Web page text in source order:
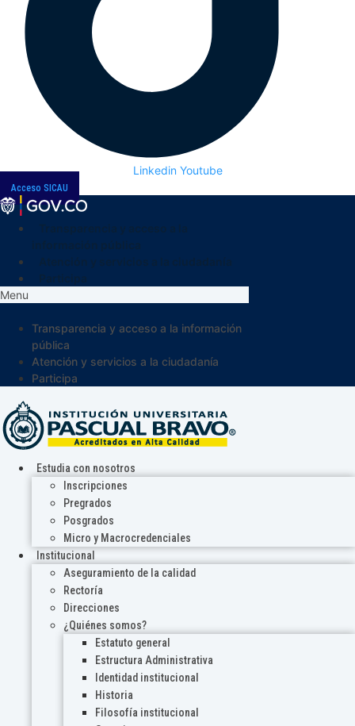
Linkedin Youtube
Acceso SICAU
Menu
Transparencia y acceso a la información
pública
Atención y servicios a la ciudadanía
Participa
Estudia con nosotros
Inscripciones
Pregrados
Posgrados
Micro y Macrocredenciales
Institucional
Aseguramiento de la calidad
Rectoría
Direcciones
¿Quiénes somos?
Estatuto general
Estructura Administrativa
Identidad institucional
Historia
Filosofía institucional